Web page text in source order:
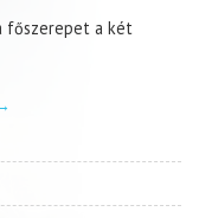
főszerepet a két